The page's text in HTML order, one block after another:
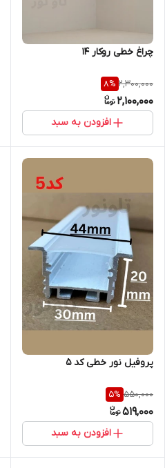
چراغ خطی روکار 14
2,300,000
8%
2,100,000
افزودن به سبد
پروفیل نور خطی کد ۵
550,000
5%
519,000
افزودن به سبد